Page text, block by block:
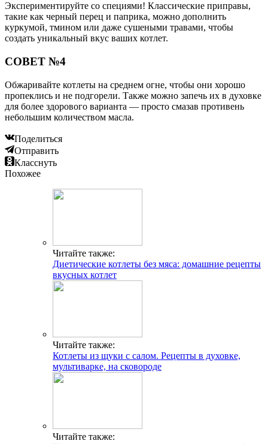
Экспериментируйте со специями! Классические приправы,
такие как черный перец и паприка, можно дополнить
куркумой, тмином или даже сушеными травами, чтобы
создать уникальный вкус ваших котлет.
СОВЕТ №4
Обжаривайте котлеты на среднем огне, чтобы они хорошо
пропеклись и не подгорели. Также можно запечь их в духовке
для более здорового варианта — просто смазав противень
небольшим количеством масла.
Поделиться
Отправить
Класснуть
Похожее
Читайте также:
Диетические котлеты без мяса: домашние рецепты
вкусных котлет
Читайте также:
Котлеты из щуки с салом. Рецепты в духовке,
мультиварке, на сковороде
Читайте также: